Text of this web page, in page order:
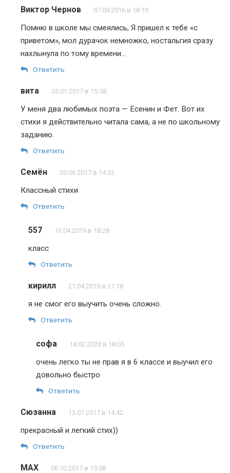
Виктор Чернов 07.09.2016 в 18:10
Помню в школе мы смеялись, Я пришел к тебе «с
приветом», мол дурачок немножко, ностальгия сразу
нахлынула по тому времени…
Ответить
вита 05.01.2017 в 15:58
У меня два любимых поэта — Есенин и Фет. Вот их
стихи я действительно читала сама, а не по школьному
заданию.
Ответить
Семён 20.06.2017 в 14:32
Классный стихи
Ответить
557 13.04.2019 в 18:28
класс
Ответить
кирилл 21.04.2019 в 21:18
я не смог его выучить очень сложно.
Ответить
софа 14.02.2020 в 18:05
очень легко ты не прав я в 6 классе и выучил его
довольно быстро
Ответить
Сюзанна 13.07.2017 в 14:42
прекрасный и легкий стих))
Ответить
MAX 06.10.2017 в 15:08